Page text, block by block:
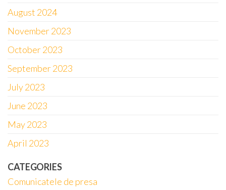
August 2024
November 2023
October 2023
September 2023
July 2023
June 2023
May 2023
April 2023
CATEGORIES
Comunicatele de presa